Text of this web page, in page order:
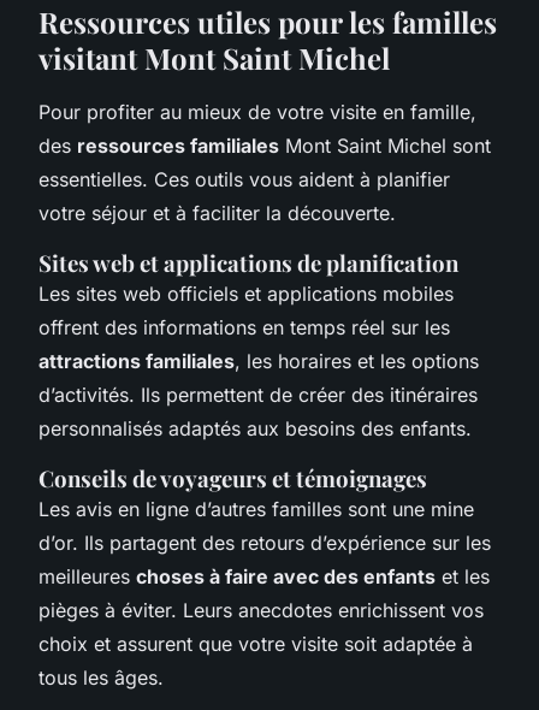
Ressources utiles pour les familles
visitant Mont Saint Michel
Pour profiter au mieux de votre visite en famille,
des ressources familiales Mont Saint Michel sont
essentielles. Ces outils vous aident à planifier
votre séjour et à faciliter la découverte.
Sites web et applications de planification
Les sites web officiels et applications mobiles
offrent des informations en temps réel sur les
attractions familiales, les horaires et les options
d’activités. Ils permettent de créer des itinéraires
personnalisés adaptés aux besoins des enfants.
Conseils de voyageurs et témoignages
Les avis en ligne d’autres familles sont une mine
d’or. Ils partagent des retours d’expérience sur les
meilleures choses à faire avec des enfants et les
pièges à éviter. Leurs anecdotes enrichissent vos
choix et assurent que votre visite soit adaptée à
tous les âges.